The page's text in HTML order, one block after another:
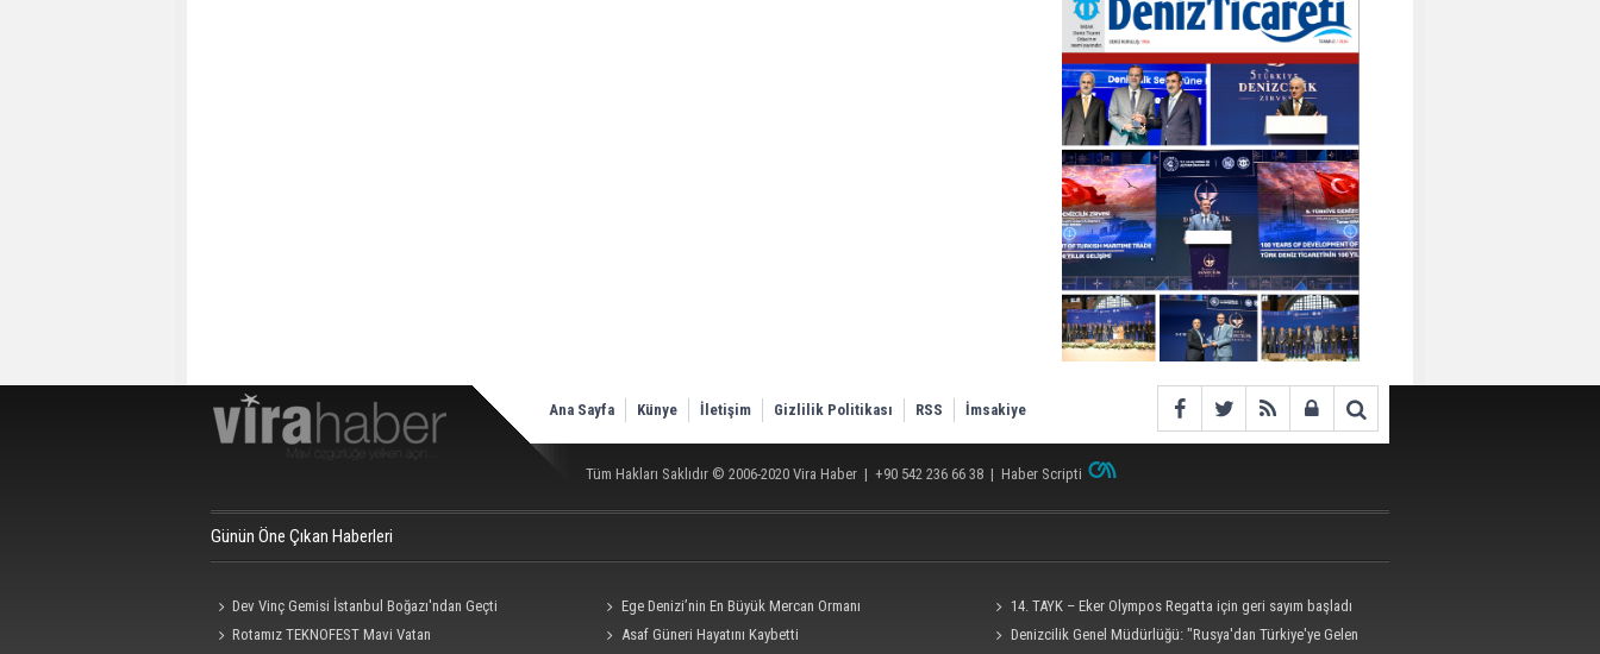
Ana Sayfa Künye İletişim Gizlilik Politikası RSS İmsakiye
Tüm Hakları Saklıdır © 2006-2020 Vira Haber | +90 542 236 66 38 | Haber Scripti
Günün Öne Çıkan Haberleri
Dev Vinç Gemisi İstanbul Boğazı'ndan Geçti Ege Denizi’nin En Büyük Mercan Ormanı
14. TAYK – Eker Olympos Regatta için geri sayım başladı
Rotamız TEKNOFEST Mavi Vatan
Asaf Güneri Hayatını Kaybetti Denizcilik Genel Müdürlüğü: "Rusya'dan Türkiye'ye Gelen